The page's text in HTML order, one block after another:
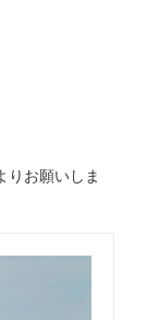
りお願いしま